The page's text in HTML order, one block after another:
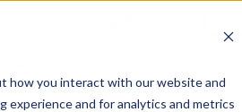
how you interact with our website and
experience and for analytics and metrics